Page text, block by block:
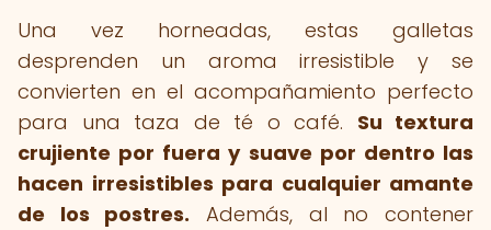
Una vez horneadas, estas galletas
desprenden un aroma irresistible y se
convierten en el acompañamiento perfecto
para una taza de té o café. Su textura
crujiente por fuera y suave por dentro las
hacen irresistibles para cualquier amante
de los postres. Además, al no contener